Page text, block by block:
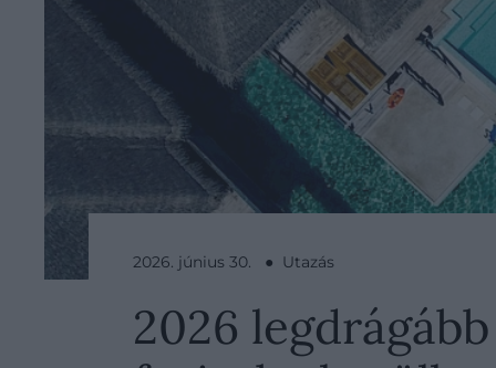
2026. június 30. ● Utazás
2026